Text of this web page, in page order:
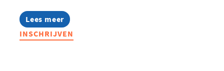
Lees meer
about
De
basics
INSCHRIJVEN